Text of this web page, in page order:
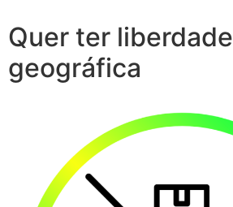
Quer ter liberdade
geográfica